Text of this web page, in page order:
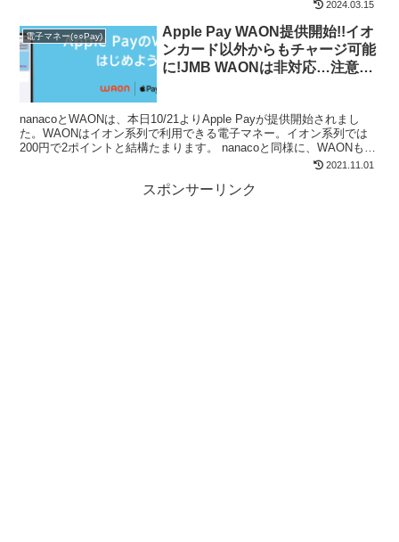
2024.03.15
電子マネー(○○Pay)
Apple Pay WAON提供開始!!イオ
ンカード以外からもチャージ可能
に!JMB WAONは非対応…注意点
nanacoとWAONは、本日10/21よりApple Payが提供開始されまし
た。WAONはイオン系列で利用できる電子マネー。イオン系列では
200円で2ポイントと結構たまります。 nanacoと同様に、WAONも
2021.11.01
スポンサーリンク